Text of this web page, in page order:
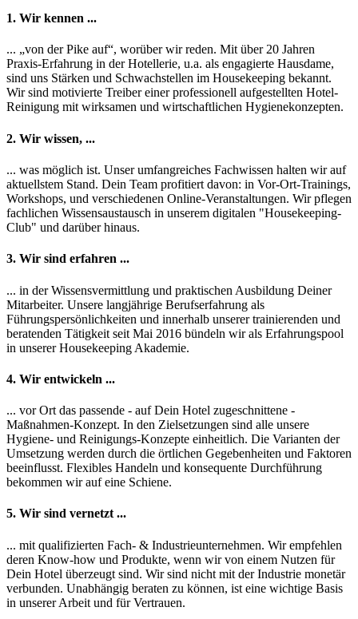
1. Wir kennen ...
... „von der Pike auf“, worüber wir reden. Mit über 20 Jahren
Praxis-Erfahrung in der Hotellerie, u.a. als engagierte Hausdame,
sind uns Stärken und Schwachstellen im Housekeeping bekannt.
Wir sind motivierte Treiber einer professionell aufgestellten Hotel-
Reinigung mit wirksamen und wirtschaftlichen Hygienekonzepten.
2. Wir wissen, ...
... was möglich ist. Unser umfangreiches Fachwissen halten wir auf
aktuellstem Stand. Dein Team profitiert davon: in Vor-Ort-Trainings,
Workshops, und verschiedenen Online-Veranstaltungen. Wir pflegen
fachlichen Wissensaustausch in unserem digitalen "Housekeeping-
Club" und darüber hinaus.
3. Wir sind erfahren ...
... in der Wissensvermittlung und praktischen Ausbildung Deiner
Mitarbeiter. Unsere langjährige Berufserfahrung als
Führungspersönlichkeiten und innerhalb unserer trainierenden und
beratenden Tätigkeit seit Mai 2016 bündeln wir als Erfahrungspool
in unserer Housekeeping Akademie.
4. Wir entwickeln ...
... vor Ort das passende - auf Dein Hotel zugeschnittene -
Maßnahmen-Konzept. In den Zielsetzungen sind alle unsere
Hygiene- und Reinigungs-Konzepte einheitlich. Die Varianten der
Umsetzung werden durch die örtlichen Gegebenheiten und Faktoren
beeinflusst. Flexibles Handeln und konsequente Durchführung
bekommen wir auf eine Schiene.
5. Wir sind vernetzt ...
... mit qualifizierten Fach- & Industrieunternehmen. Wir empfehlen
deren Know-how und Produkte, wenn wir von einem Nutzen für
Dein Hotel überzeugt sind. Wir sind nicht mit der Industrie monetär
verbunden. Unabhängig beraten zu können, ist eine wichtige Basis
in unserer Arbeit und für Vertrauen.